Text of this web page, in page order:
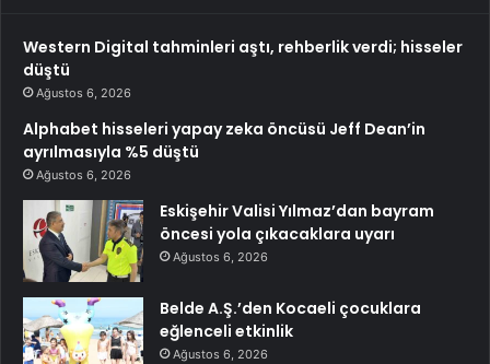
Western Digital tahminleri aştı, rehberlik verdi; hisseler
düştü
Ağustos 6, 2026
Alphabet hisseleri yapay zeka öncüsü Jeff Dean’in
ayrılmasıyla %5 düştü
Ağustos 6, 2026
Eskişehir Valisi Yılmaz’dan bayram
öncesi yola çıkacaklara uyarı
Ağustos 6, 2026
Belde A.Ş.’den Kocaeli çocuklara
eğlenceli etkinlik
Ağustos 6, 2026